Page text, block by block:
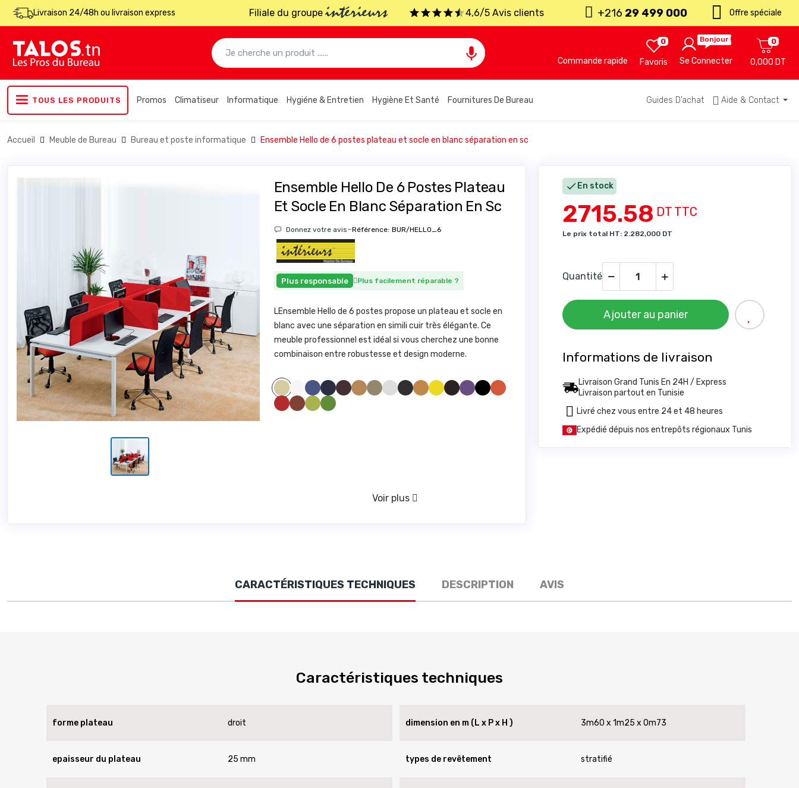
Livraison 24/48h ou livraison express Filiale du groupeintérieurs 4,6/5 Avis clients +216 29 499 000 Offre spéciale
 Commande rapide Favoris
0 Bonjour !
Se Connecter 0,000 DT
0
TOUS LES PRODUITS Promos Climatiseur Informatique Hygiéne & Entretien Hygiène Et Santé Fournitures De Bureau Guides D’achat Aide & Contact
Accueil Meuble de Bureau Bureau et poste informatique Ensemble Hello de 6 postes plateau et socle en blanc séparation en sc
Ensemble Hello De 6 Postes Plateau
Et Socle En Blanc Séparation En Sc
Donnez votre avis-Référence: BUR/HELLO_6
Plus responsable Plus facilement réparable ?
LEnsemble Hello de 6 postes propose un plateau et socle en
blanc avec une séparation en simili cuir très élégante. Ce
meuble professionnel est idéal si vous cherchez une bonne
combinaison entre robustesse et design moderne.
SIMILI BEIGE 830 SIMILI BLANC 100 SIMILI BLEU CLAIR 285 SIMILI BLEU FONCE1211
SIMILI BORDEAUX 1721 SIMILI CAMEL 1846SIMILI GREGE 1842SIMILI GRIS CLAIR1940
SIMILI GRIS FONCE 961 SIMILI JAUNE 446 SIMILI JAUNE 475 SIMILI MARRONFONCE596
SIMILI MAUVE 328 SIMILI NOIR 1000
SIMILI ROUGE 1783SIMILI ROUILLE 775SIMILI VERT ANIS 1611SIMILI VERT FORET 673
VERT D'EAU 416
Voir plus
 En stock
2715.58DT TTC
Le prix total HT: 2.282,000 DT
Quantité
Ajouter au panier
Informations de livraison
Livraison Grand Tunis En 24H / Express
Livraison partout en Tunisie
Expédié dépuis nos entrepôts régionaux Tunis
Livré chez vous entre 24 et 48 heures
CARACTÉRISTIQUES TECHNIQUES DESCRIPTION AVIS
Caractéristiques techniques
forme plateau droit dimension en m (L x P x H ) 3m60 x 1m25 x 0m73
epaisseur du plateau 25 mm types de revêtement stratifié